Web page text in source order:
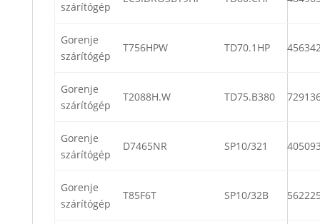
szárítógép
Gorenje
szárítógép
T756HPW TD70.1HP
Gorenje
szárítógép
T2088H.W TD75.B380
Gorenje
szárítógép
D7465NR SP10/321
Gorenje
szárítógép
T85F6T SP10/32B